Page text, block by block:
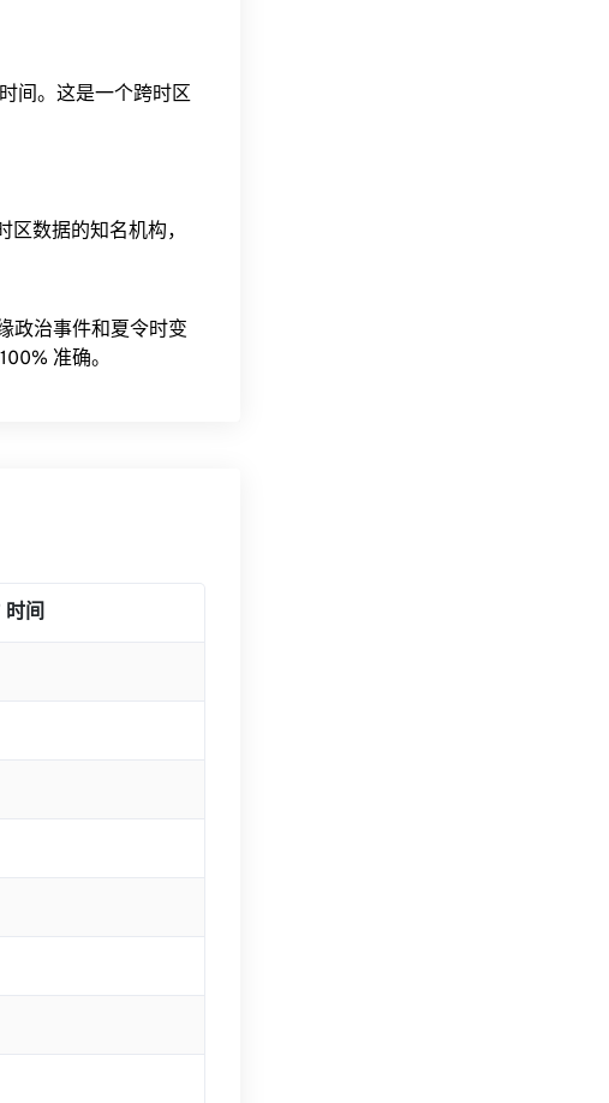
间。这是一个跨时区
数据的知名机构，
政治事件和夏令时变
准确。
时间